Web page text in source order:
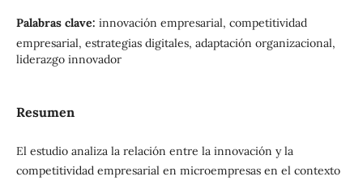
Palabras clave: innovación empresarial, competitividad
empresarial, estrategias digitales, adaptación organizacional,
liderazgo innovador
Resumen
El estudio analiza la relación entre la innovación y la
competitividad empresarial en microempresas en el contexto